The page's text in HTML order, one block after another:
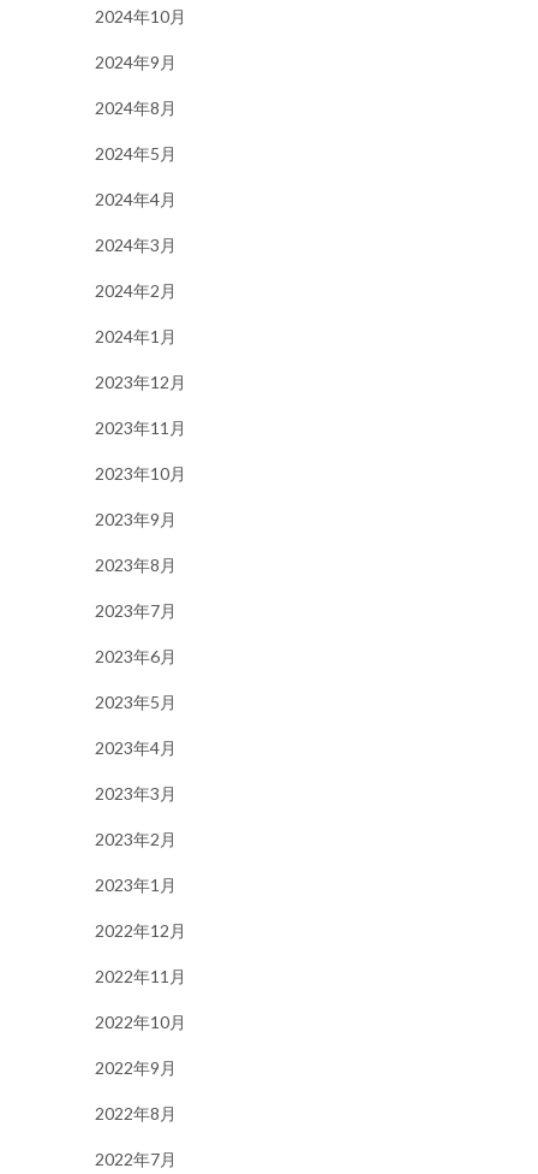
2024年10月
2024年9月
2024年8月
2024年5月
2024年4月
2024年3月
2024年2月
2024年1月
2023年12月
2023年11月
2023年10月
2023年9月
2023年8月
2023年7月
2023年6月
2023年5月
2023年4月
2023年3月
2023年2月
2023年1月
2022年12月
2022年11月
2022年10月
2022年9月
2022年8月
2022年7月